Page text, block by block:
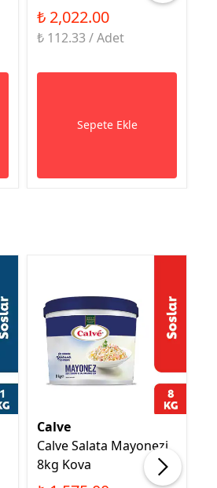
₺ 2,022.00
₺ 112.33 / Adet
Sepete Ekle
Calve
Calve Salata Mayonezi
8kg Kova